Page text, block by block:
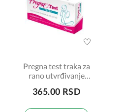
Pregna test traka za
rano utvrđivanje
365.00 RSD